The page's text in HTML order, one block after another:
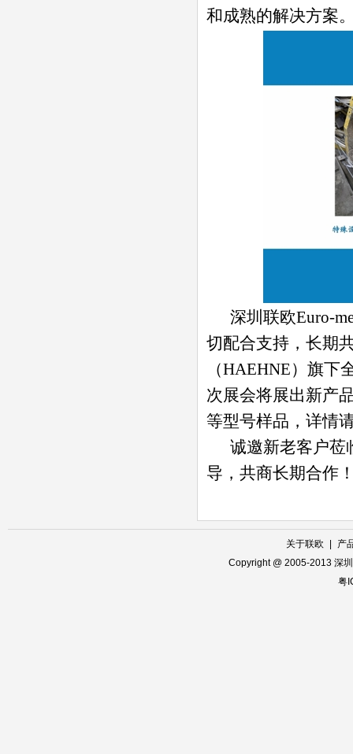
和成熟的解决方案
深圳联欧Euro-
切配合支持，长期
（HAEHNE）旗
次展会将展出新产
等型号样品，详情
诚邀新老客户莅
导，共商长期合作
关于联欧
产
Copyright @ 2005-2013 深
粤